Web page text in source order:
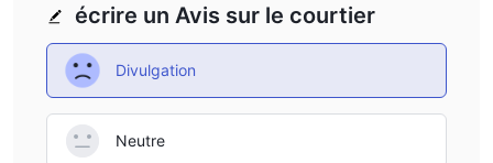
écrire un Avis sur le courtier
Divulgation
Neutre